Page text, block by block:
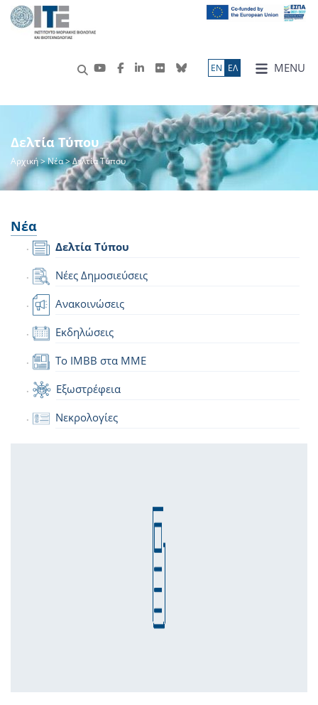
MENU
ΕN ΕΛ
Δελτία Τύπου
Αρχική>Νέα> Δελτία Τύπου
Νέα
Δελτία Τύπου
Νέες Δημοσιεύσεις
Ανακοινώσεις
Εκδηλώσεις
Το IMBB στα ΜΜΕ
Εξωστρέφεια
Νεκρολογίες